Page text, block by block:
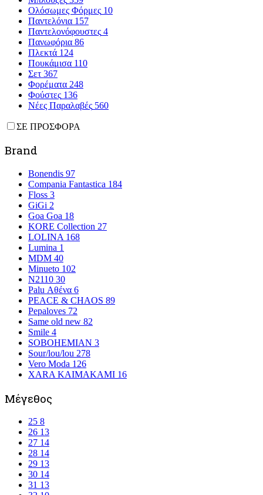
Ολόσωμες Φόρμες 10
Παντελόνια 157
Παντελονόφουστες 4
Πανωφόρια 86
Πλεκτά 124
Πουκάμισα 110
Σετ 367
Φορέματα 248
Φούστες 136
Νέες Παραλαβές 560
ΣΕ ΠΡΟΣΦΟΡΑ
Brand
Bonendis 97
Compania Fantastica 184
Floss 3
GiGi 2
Goa Goa 18
KORE Collection 27
LOLINA 168
Lumina 1
MDM 40
Minueto 102
N2110 30
Palu Αθένα 6
PEACE & CHAOS 89
Pepaloves 72
Same old new 82
Smile 4
SOBOHEMIAN 3
Sour/lou/lou 278
Vero Moda 126
XARA KAIMAKAMI 16
Μέγεθος
25 8
26 13
27 14
28 14
29 13
30 14
31 13